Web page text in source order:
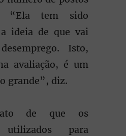
“Ela tem sido
ideia de que vai
Isto,
avaliação, é um
grande”, diz.
de que os
utilizados para